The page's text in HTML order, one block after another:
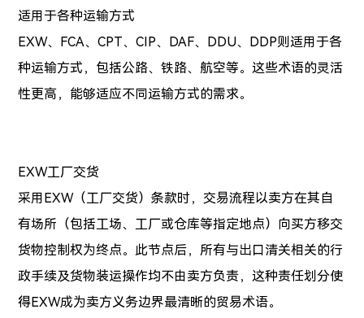
适用于各种运输方式
EXW、FCA、CPT、CIP、DAF、DDU、DDP则适用于各
种运输方式，包括公路、铁路、航空等。这些术语的灵活
性更高，能够适应不同运输方式的需求。
EXW工厂交货
采用EXW（工厂交货）条款时，交易流程以卖方在其自
有场所（包括工场、工厂或仓库等指定地点）向买方移交
货物控制权为终点。此节点后，所有与出口清关相关的行
政手续及货物装运操作均不由卖方负责，这种责任划分使
得EXW成为卖方义务边界最清晰的贸易术语。